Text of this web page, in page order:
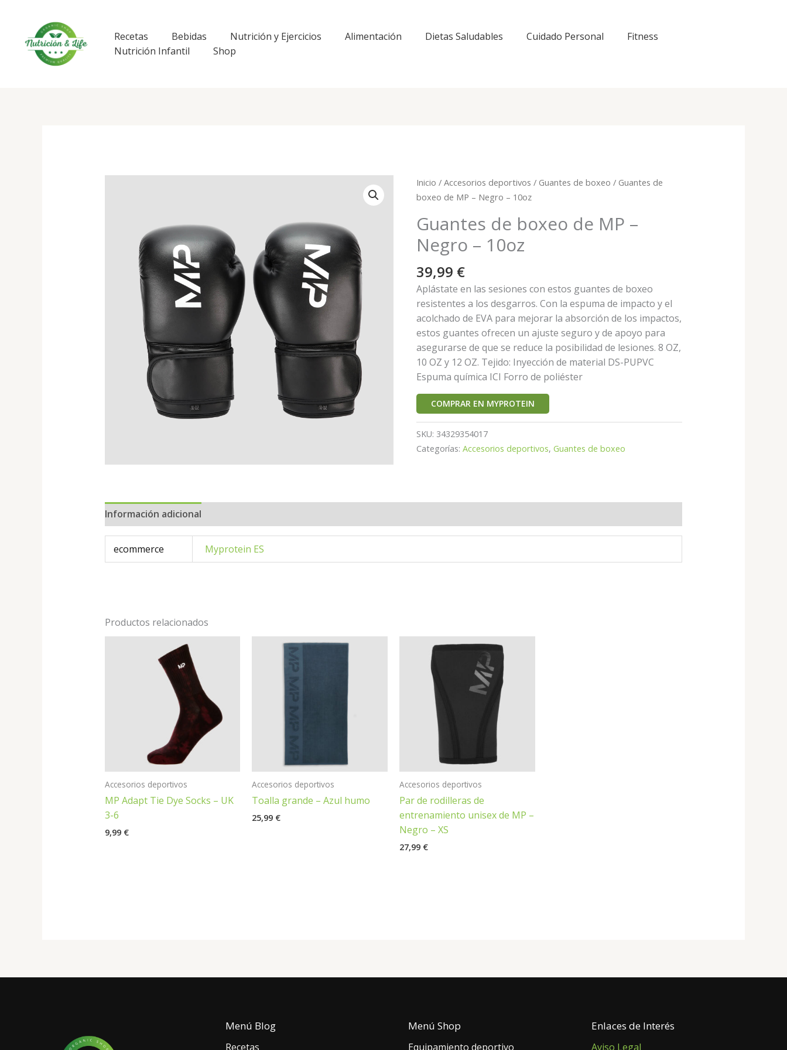
contenido
Recetas Bebidas Nutrición y Ejercicios Alimentación Dietas Saludables Cuidado Personal
Fitness
Nutrición Infantil
Shop
Inicio /Accesorios deportivos / Guantes de boxeo / Guantes de
boxeo de MP – Negro – 10oz
Guantes de boxeo de MP –
Negro – 10oz
39,99 €
Aplástate en las sesiones con estos guantes de boxeo
resistentes a los desgarros. Con la espuma de impacto y el
acolchado de EVA para mejorar la absorción de los impactos,
estos guantes ofrecen un ajuste seguro y de apoyo para
asegurarse de que se reduce la posibilidad de lesiones. 8 OZ,
10 OZ y 12 OZ. Tejido: Inyección de material DS-PUPVC
Espuma química ICI Forro de poliéster
COMPRAR EN MYPROTEIN
SKU: 34329354017
Categorías:Accesorios deportivos,Guantes de boxeo
Información adicional
ecommerce Myprotein ES
Productos relacionados
Accesorios deportivos
MP Adapt Tie Dye Socks – UK
3-6
9,99 €
Accesorios deportivos
Toalla grande – Azul humo
25,99 €
Accesorios deportivos
Par de rodilleras de
entrenamiento unisex de MP –
Negro – XS
27,99 €
Menú Blog
Recetas
Menú Shop
Equipamiento deportivo
Enlaces de Interés
Aviso Legal